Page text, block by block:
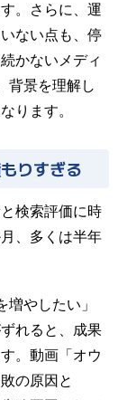
。さらに、運
ない点も、停
続かない メディ
背景を理解し
ります。
りすぎる
検索評価に時
、多くは半年
やしたい」
れると、成果
。動画「オウ
の原因と